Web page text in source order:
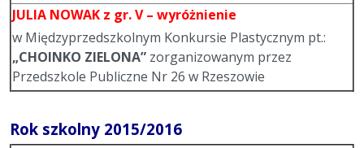
JULIA NOWAK z gr. V – wyróżnienie
w Międzyprzedszkolnym Konkursie Plastycznym pt.:
„CHOINKO ZIELONA” zorganizowanym przez
Przedszkole Publiczne Nr 26 w Rzeszowie
Rok szkolny 2015/2016